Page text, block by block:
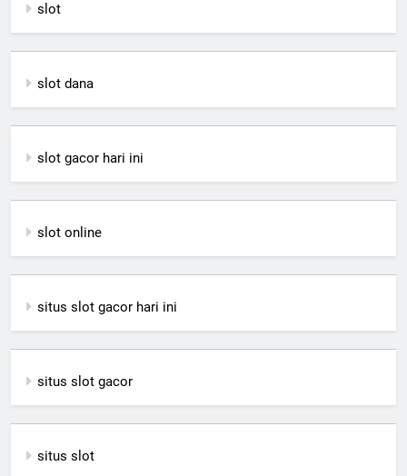
slot
slot dana
slot gacor hari ini
slot online
situs slot gacor hari ini
situs slot gacor
situs slot